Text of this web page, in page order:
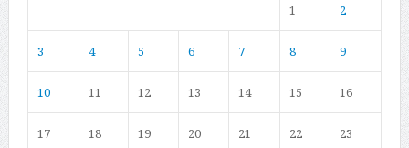
1 2
3 4 5 6 7 8 9
10 11 12 13 14 15 16
17 18 19 20 21 22 23